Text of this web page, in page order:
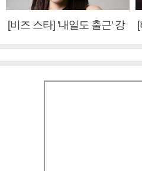
[비즈 스타] '내일도 출근' 강